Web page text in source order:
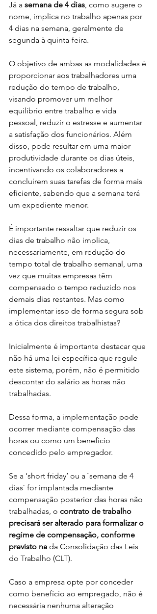
Já a semana de 4 dias, como sugere o
nome, implica no trabalho apenas por
4 dias na semana, geralmente de
segunda à quinta-feira.
O objetivo de ambas as modalidades é
proporcionar aos trabalhadores uma
redução do tempo de trabalho,
visando promover um melhor
equilíbrio entre trabalho e vida
pessoal, reduzir o estresse e aumentar
a satisfação dos funcionários. Além
disso, pode resultar em uma maior
produtividade durante os dias úteis,
incentivando os colaboradores a
concluírem suas tarefas de forma mais
eficiente, sabendo que a semana terá
um expediente menor.
É importante ressaltar que reduzir os
dias de trabalho não implica,
necessariamente, em redução do
tempo total de trabalho semanal, uma
vez que muitas empresas têm
compensado o tempo reduzido nos
demais dias restantes. Mas como
implementar isso de forma segura sob
a ótica dos direitos trabalhistas?
Inicialmente é importante destacar que
não há uma lei específica que regule
este sistema, porém, não é permitido
descontar do salário as horas não
trabalhadas.
Dessa forma, a implementação pode
ocorrer mediante compensação das
horas ou como um benefício
concedido pelo empregador.
Se a ‘short friday’ ou a `semana de 4
dias` for implantada mediante
compensação posterior das horas não
trabalhadas, o contrato de trabalho
precisará ser alterado para formalizar o
regime de compensação, conforme
previsto na da Consolidação das Leis
do Trabalho (CLT).
Caso a empresa opte por conceder
como benefício ao empregado, não é
necessária nenhuma alteração